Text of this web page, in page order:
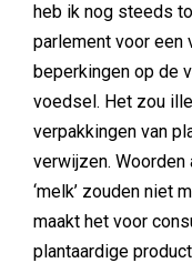
heb ik nog steeds
parlement voor
beperkingen op de
voedsel. Het zou
verpakkingen van
verwijzen. Woorden
‘melk’ zouden niet
maakt het voor
plantaardige